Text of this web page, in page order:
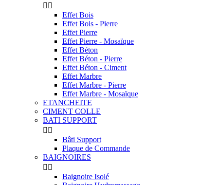
 
Effet Bois
Effet Bois - Pierre
Effet Pierre
Effet Pierre - Mosaïque
Effet Béton
Effet Béton - Pierre
Effet Béton - Ciment
Effet Marbre
Effet Marbre - Pierre
Effet Marbre - Mosaïque
ETANCHEITE
CIMENT COLLE
BATI SUPPORT
 
Bâti Support
Plaque de Commande
BAIGNOIRES
 
Baignoire Isolé